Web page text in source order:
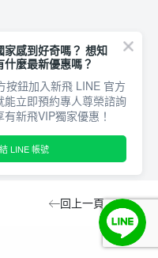
留學
中夏
回上一頁
家感到好奇嗎？ 想知
什麼最新優惠嗎？
按鈕加入新飛 LINE 官方
能立即預約專人尊榮諮詢
有新飛VIP獨家優惠！
LINE 帳號